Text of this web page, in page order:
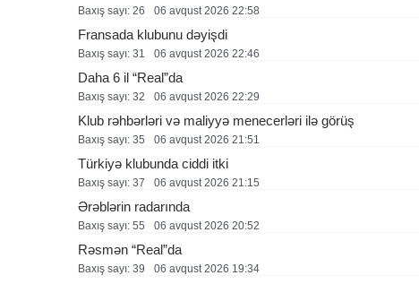
Baxış sayı: 26 06 avqust 2026 22:58
Fransada klubunu dəyişdi
Baxış sayı: 31 06 avqust 2026 22:46
Daha 6 il “Real”da
Baxış sayı: 32 06 avqust 2026 22:29
Klub rəhbərləri və maliyyə menecerləri ilə görüş
Baxış sayı: 35 06 avqust 2026 21:51
Türkiyə klubunda ciddi itki
Baxış sayı: 37 06 avqust 2026 21:15
Ərəblərin radarında
Baxış sayı: 55 06 avqust 2026 20:52
Rəsmən “Real”da
Baxış sayı: 39 06 avqust 2026 19:34